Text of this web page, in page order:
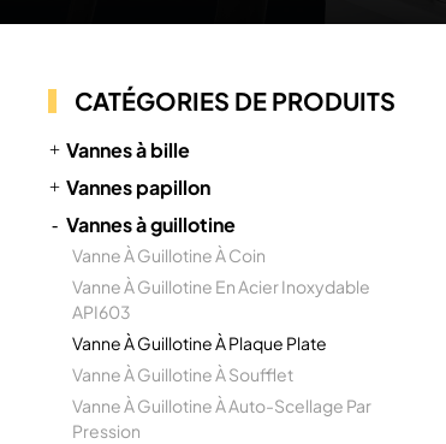
CATÉGORIES DE PRODUITS
Vannes à bille
Vannes papillon
Vannes à guillotine
Vanne À Guillotine À Coin
Vanne À Guillotine En Acier Inoxydable
API603
Vanne À Guillotine À Plaque Plate
Vanne À Guillotine À Soufflet
Vanne À Guillotine À Auto-Scellage Par
Pression